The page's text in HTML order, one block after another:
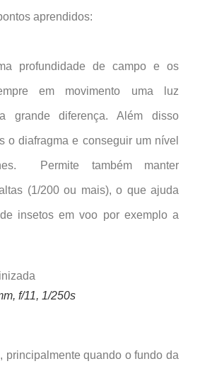
aprendidos:
profundidade de campo e os
em movimento uma luz
grande diferença. Além disso
o diafragma e conseguir um nível
Permite também manter
(1/200 ou mais), o que ajuda
insetos em voo por exemplo a
f/11, 1/250s
principalmente quando o fundo da